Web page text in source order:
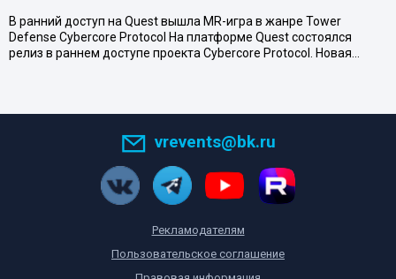
В ранний доступ на Quest вышла MR-игра в жанре Tower
Defense Cybercore Protocol На платформе Quest состоялся
релиз в раннем доступе проекта Cybercore Protocol. Новая…
vrevents@bk.ru
Рекламодателям
Пользовательское соглашение